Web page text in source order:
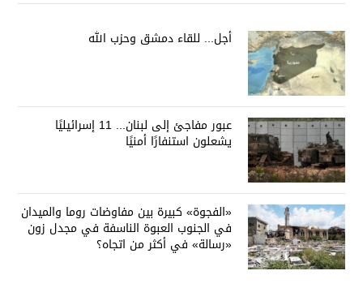
أجل... للقاء دمشق وحزب الله
عبور مفاجئ إلى لبنان... 11 إسرائيليًا
يشعلون استنفارًا أمنيًا
«الفجوة» كبيرة بين مفاوضات روما والميدان
في الجنوب العبوة الناسفة في مجدل زون
«رسالة» في أكثر من اتجاه؟